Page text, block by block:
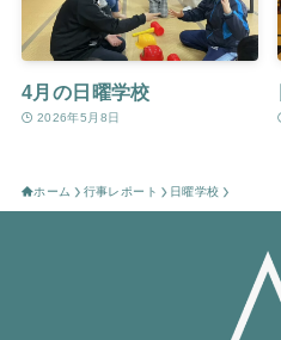
4月の日曜学校
2026年5月8日
ホーム 行事レポート 日曜学校